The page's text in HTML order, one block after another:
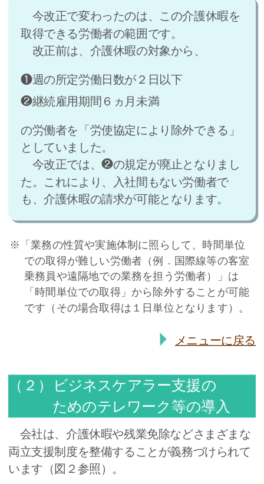
今改正で変わったのは、この介護休暇を
取得できる労働者の範囲です。
改正前は、介護休暇の対象から、
❶週の所定労働日数が２日以下
❷継続雇用期間６ヵ月未満
の労働者を「労使協定により除外できる」
としていました。
今改正では、❷の規定が廃止となりまし
た。これにより、入社間もない労働者で
も、介護休暇の請求が可能となります。
※「業務の性質や実施体制に照らして、時間単位
での取得が難しい労働者（例．国際線等の客室
乗務員や遠隔地での業務を担う労働者）」は
「時間単位での取得」から除外することが可能
です（その場合取得は１日単位となります）。
メニューに戻る
（２）ビジネスケアラー支援の
ためのテレワーク等の導入
会社は、介護休暇や残業免除などさまざまな
両立支援制度を整備することが義務づけられて
います（図２参照）。